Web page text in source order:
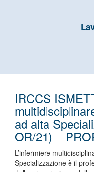
IRCCS
ad alta
OR/21) –
L’infermiere
Specializzazione è il